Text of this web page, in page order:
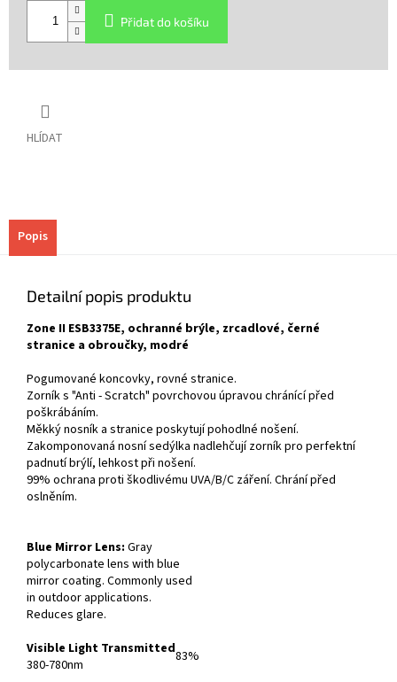
HLÍDAT
Přidat do košíku
Popis
Detailní popis produktu
Zone II ESB3375E, ochranné brýle, zrcadlové, černé
stranice a obroučky, modré
Pogumované koncovky, rovné stranice.
Zorník s "Anti - Scratch" povrchovou úpravou chránící před
poškrábáním.
Měkký nosník a stranice poskytují pohodlné nošení.
Zakomponovaná nosní sedýlka nadlehčují zorník pro perfektní
padnutí brýlí, lehkost při nošení.
99% ochrana proti škodlivému UVA/B/C záření. Chrání před
oslněním.
Blue Mirror Lens: Gray
polycarbonate lens with blue
mirror coating. Commonly used
in outdoor applications.
Reduces glare.
Visible Light Transmitted
380-780nm
83%